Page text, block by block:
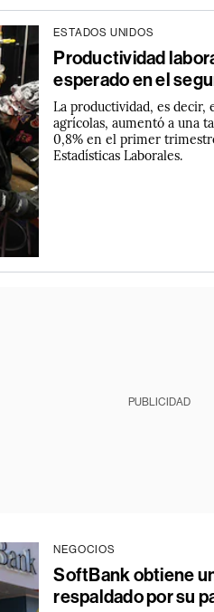
ESTADOS UNIDOS
Productividad
esperado en el
La productividad, es
agrícolas, aumentó a una
0,8% en el primer
Estadísticas Laborales.
PUBLICIDAD
NEGOCIOS
SoftBank obtiene
respaldado por su